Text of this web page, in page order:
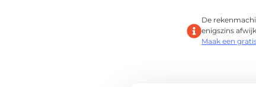
De
enigszins
Maak een